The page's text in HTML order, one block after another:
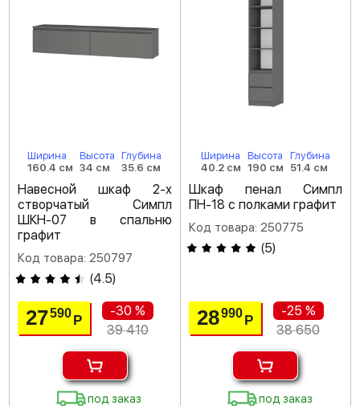
Ширина
160.4 см
Высота
34 см
Глубина
35.6 см
Навесной шкаф 2-х
створчатый Симпл
ШКН-07 в спальню
графит
Код товара: 250797
(4.5)
27590Р
-30 %
39 410
под заказ
Ширина
40.2 см
Высота
190 см
Глубина
51.4 см
Шкаф пенал Симпл
ПН-18 с полками графит
Код товара: 250775
(5)
28990 Р
-25 %
38 650
под заказ